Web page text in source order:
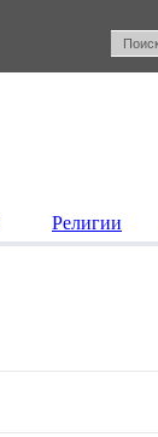
Религии